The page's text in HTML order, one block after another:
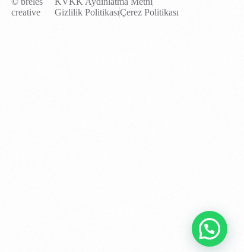
creative
Gizlilik PolitikasıÇerez Politikası